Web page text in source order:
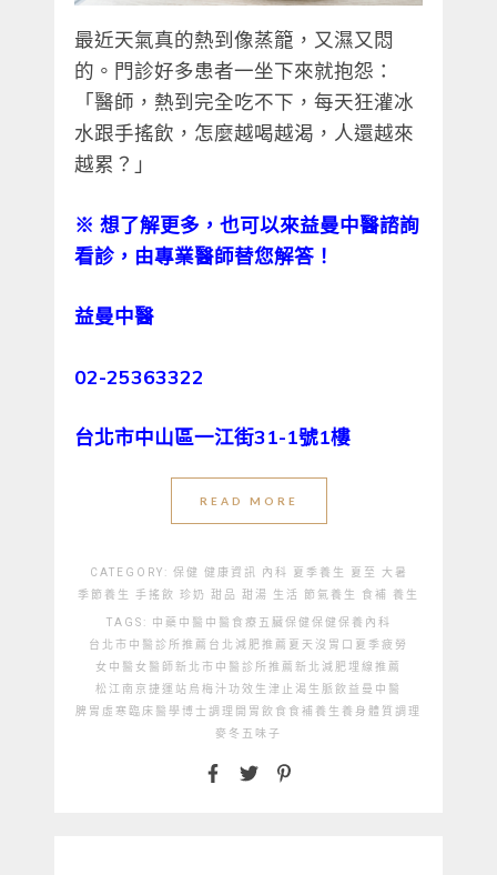
最近天氣真的熱到像蒸籠，又濕又悶
的。門診好多患者一坐下來就抱怨：
「醫師，熱到完全吃不下，每天狂灌冰
水跟手搖飲，怎麼越喝越渴，人還越來
越累？」
※ 想了解更多，也可以來益曼中醫諮詢
看診，由專業醫師替您解答！
益曼中醫
02-25363322
台北市中山區一江街31-1號1樓
READ MORE
CATEGORY: 保健 健康資訊 內科 夏季養生 夏至
大暑
季節養生
手搖飲 珍奶 甜品 甜湯 生活 節氣養生 食補 養生
TAGS: 中藥 中醫 中醫食療 五臟保健保健保養 內科
台北市中醫診所推薦 台北減肥推薦 夏天沒胃口 夏季疲勞
女中醫 女醫師 新北市中醫診所推薦 新北減肥埋線推薦
松江南京捷運站 烏梅汁功效 生津止渴 生脈飲 益曼中醫
脾胃虛寒 臨床醫學博士調理 開胃飲食 食補 養生 養身 體質調理
麥冬五味子